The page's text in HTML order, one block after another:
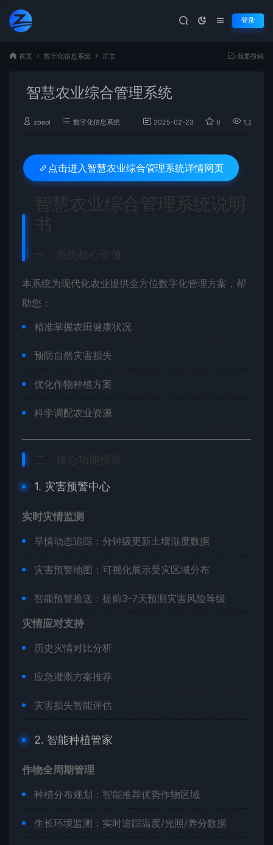
登录
首页 数字化信息系统 正文 我要投稿
智慧农业综合管理系统
zbeol 数字化信息系统 2025-02-23 0 1,211
点击进入 智慧农业综合管理系统详情网页
智慧农业综合管理系统说明
书
一、系统核心价值
本系统为现代化农业提供全方位数字化管理方案，帮
助您：
精准掌握农田健康状况
预防自然灾害损失
优化作物种植方案
科学调配农业资源
二、核心功能模块
1. 灾害预警中心
实时灾情监测
旱情动态追踪：分钟级更新土壤湿度数据
灾害预警地图：可视化展示受灾区域分布
智能预警推送：提前3-7天预测灾害风险等级
灾情应对支持
历史灾情对比分析
应急灌溉方案推荐
灾害损失智能评估
2. 智能种植管家
作物全周期管理
种植分布规划：智能推荐优势作物区域
生长环境监测：实时追踪温度/光照/养分数据